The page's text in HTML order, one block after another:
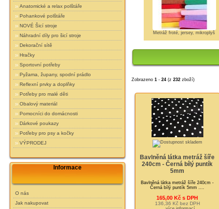
Anatomické a relax polštáře
Pohankové polštáře
NOVÉ Šicí stroje
Náhradní díly pro šicí stroje
Dekorační sítě
Hračky
Sportovní potřeby
Pyžama, župany, spodní prádlo
Reflexní prvky a doplňky
Potřeby pro malé děti
Obalový materiál
Pomocníci do domácnosti
Dárkové poukazy
Potřeby pro psy a kočky
VÝPRODEJ
Informace
O nás
Jak nakupovat
Metráž froté, jersey, mikroplyš
Zobrazeno 1 - 24(z 232zboží)
Bavlněná látka metráž šíře
240cm - Černá bílý puntík
5mm
Bavlněná látka metráž šíře 240cm -
Černá bílý puntík 5mm ....
165,00 Kč s DPH
136,36 Kč bez DPH